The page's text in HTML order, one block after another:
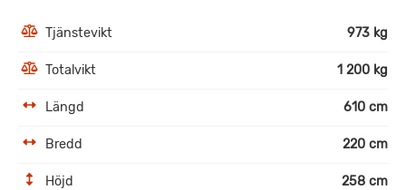
Tjänstevikt 973 kg
Totalvikt 1 200 kg
Längd 610 cm
Bredd 220 cm
Höjd 258 cm